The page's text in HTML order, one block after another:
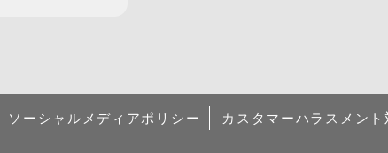
ソーシャルメディアポリシー カスタマーハラスメン